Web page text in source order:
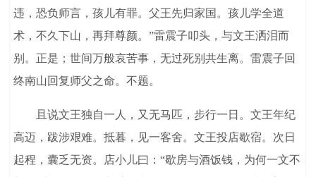
违，恐负师言，孩儿有罪。父王先归家国。孩儿学全道
术，不久下山，再拜尊颜。”雷震子叩头，与文王洒泪而
别。正是；世间万般哀苦事，无过死别共生离。雷震子回
终南山回复师父之命。不题。
且说文王独自一人，又无马匹，步行一日。文王年纪
高迈，跋涉艰难。抵暮，见一客舍。文王投店歇宿。次日
起程，囊乏无资。店小儿曰：“歇房与酒饭钱，为何一文不